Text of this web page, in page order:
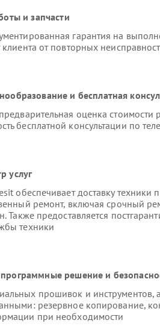
и запчасти
гарантия на
от повторных
и бесплатная
оценка стоимости
бесплатной консультации по
услуг
обеспечивает доставку техники
ремонт, включая срочный
Также предоставляется
техники
решение и
прошивок и инструментов,
резервное копирование,
при необходимости